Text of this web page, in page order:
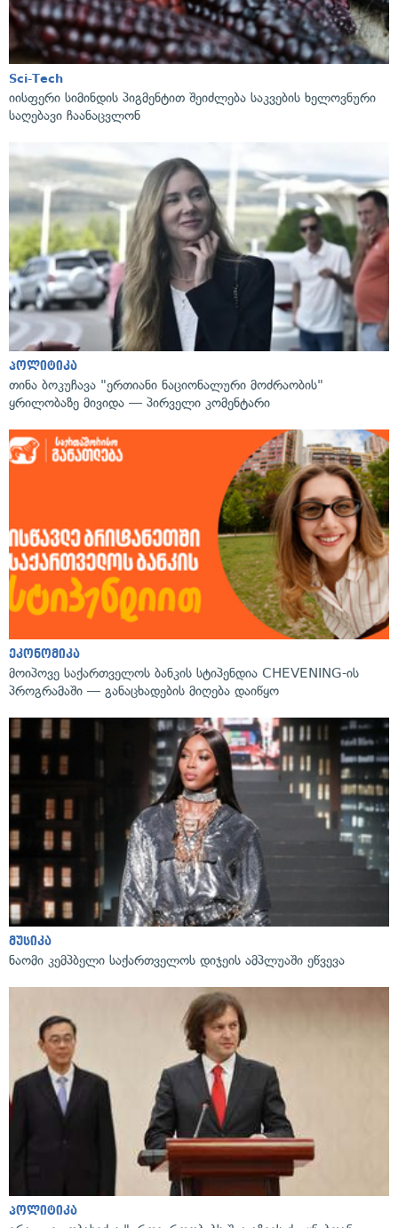
Sci-Tech
იისფერი სიმინდის პიგმენტით შეიძლება საკვების ხელოვნური
საღებავი ჩაანაცვლონ
პოლიტიკა
თინა ბოკუჩავა "ერთიანი ნაციონალური მოძრაობის"
ყრილობაზე მივიდა — პირველი კომენტარი
ეკონომიკა
მოიპოვე საქართველოს ბანკის სტიპენდია CHEVENING-ის
პროგრამაში — განაცხადების მიღება დაიწყო
მუსიკა
ნაომი კემპბელი საქართველოს დიჯეის ამპლუაში ეწვევა
პოლიტიკა